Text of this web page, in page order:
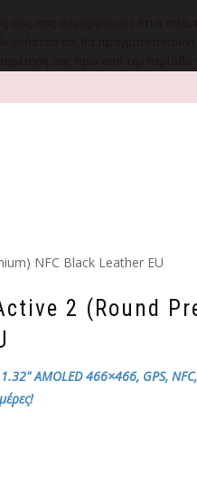
σας ενημερώνουμε ότι η
και θα
σας πριν από την
NFC Black Leather EU
2 (Round
AMOLED 466×466, GPS,